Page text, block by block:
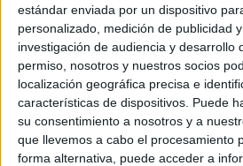
estándar enviada por un dispositivo
personalizado, medición de publicidad
investigación de audiencia y desarrollo
permiso, nosotros y nuestros socios
localización geográfica precisa e
características de dispositivos. Puede
su consentimiento a nosotros y a
que llevemos a cabo el procesamiento
forma alternativa, puede acceder a
esta muestracompuesta por 51
–¿Sobre qué trata la exposición?
–Es una exposición muy diversa.
una temática concreta. Es decir,
distintas temáticas aunque
al ámbito de lo abstracto. Yo no